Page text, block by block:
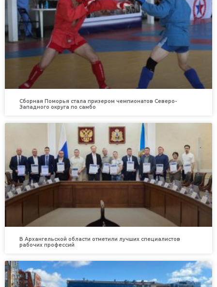
Сборная Поморья стала призером чемпионатов Северо-
Западного округа по самбо
В Архангельской области отметили лучших специалистов
рабочих профессий